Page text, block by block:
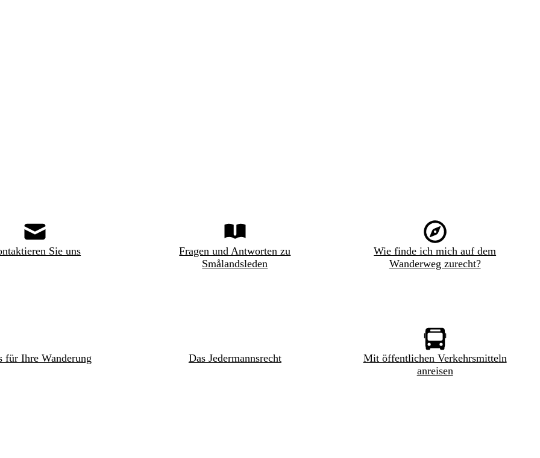
Sie uns
Fragen und Antworten zu
Smålandsleden
Wie finde ich mich auf dem
Wanderweg zurecht?
für Ihre Wanderung Das Jedermannsrecht
Mit öffentlichen Verkehrsmitteln
anreisen